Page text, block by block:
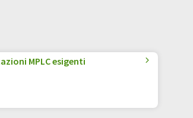
MPLC esigenti